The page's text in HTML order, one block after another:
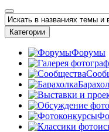
Категории
Форумы